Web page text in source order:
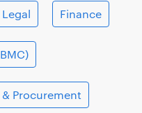
Legal Finance
Procurement